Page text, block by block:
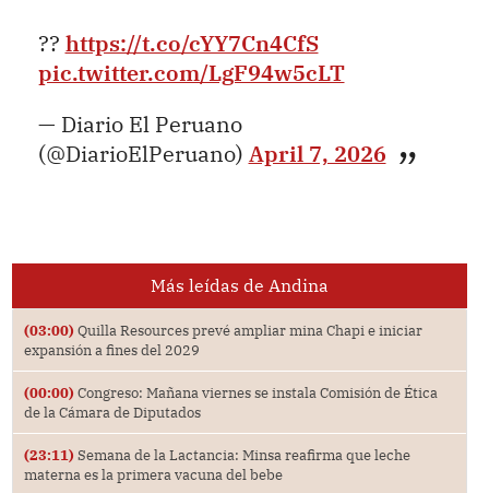
?? https://t.co/cYY7Cn4CfS
pic.twitter.com/LgF94w5cLT
— Diario El Peruano
(@DiarioElPeruano) April 7, 2026
Más leídas de Andina
(03:00) Quilla Resources prevé ampliar mina Chapi e iniciar
expansión a fines del 2029
(00:00) Congreso: Mañana viernes se instala Comisión de Ética
de la Cámara de Diputados
(23:11) Semana de la Lactancia: Minsa reafirma que leche
materna es la primera vacuna del bebe